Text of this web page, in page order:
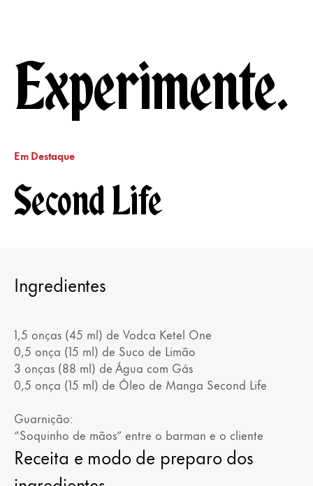
Experimente.
Em Destaque
Second Life
Ingredientes
1,5 onças (45 ml) de Vodca Ketel One
0,5 onça (15 ml) de Suco de Limão
3 onças (88 ml) de Água com Gás
0,5 onça (15 ml) de Óleo de Manga Second Life
Guarnição:
“Soquinho de mãos” entre o barman e o cliente
Receita e modo de preparo dos